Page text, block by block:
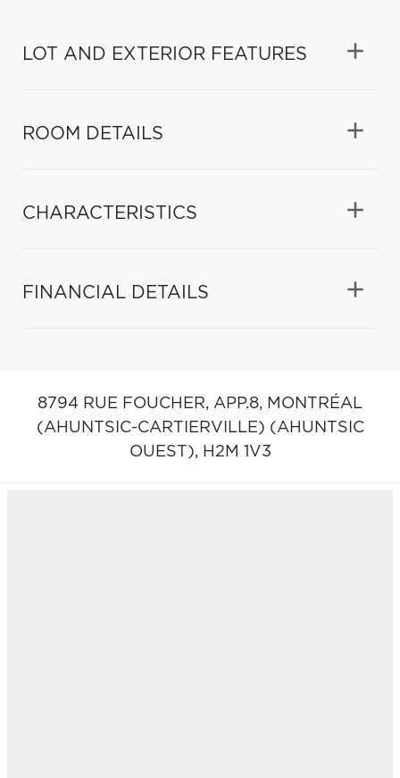
LOT AND EXTERIOR FEATURES
ROOM DETAILS
CHARACTERISTICS
FINANCIAL DETAILS
8794 RUE FOUCHER, APP.8, MONTRÉAL
(AHUNTSIC-CARTIERVILLE) (AHUNTSIC
OUEST), H2M 1V3